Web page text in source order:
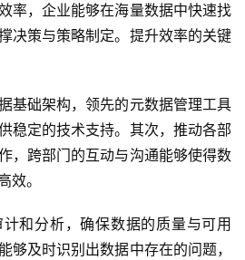
率，企业能够在海量数据中快速找
决策与策略制定。提升效率的关键
基础架构，领先的元数据管理工具
稳定的技术支持。其次，推动各部
，跨部门的互动与沟通能够使得数
效。
和分析，确保数据的质量与可用
够及时识别出数据中存在的问题，